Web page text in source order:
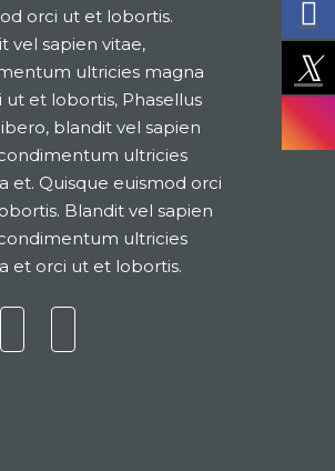
orci ut et lobortis.
vel sapien vitae,
ultricies magna
ut et lobortis, Phasellus
blandit vel sapien
ultricies
et. Quisque euismod orci
Blandit vel sapien
ultricies
et orci ut et lobortis.